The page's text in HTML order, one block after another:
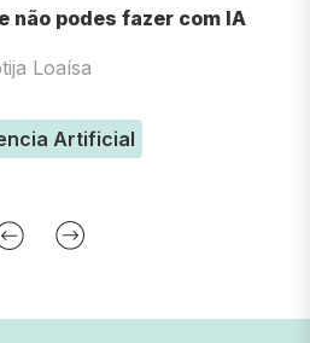
não podes fazer com IA
Loaísa
Artificial